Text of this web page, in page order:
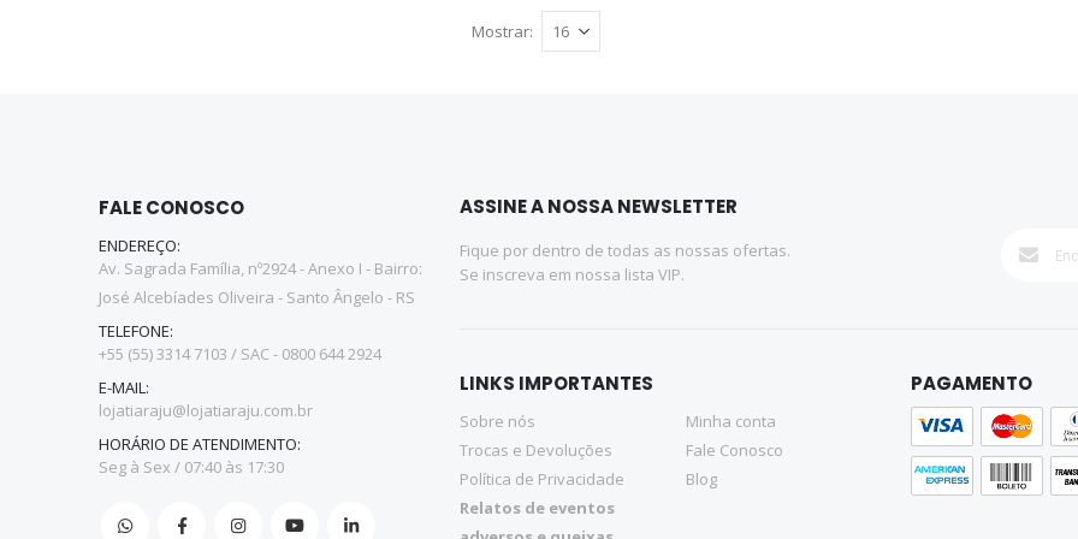
Mostrar
FALE CONOSCO
ENDEREÇO:
Av. Sagrada Família, nº2924 - Anexo I - Bairro:
José Alcebíades Oliveira - Santo Ângelo - RS
TELEFONE:
+55 (55) 3314 7103 / SAC - 0800 644 2924
E-MAIL:
lojatiaraju@lojatiaraju.com.br
HORÁRIO DE ATENDIMENTO:
Seg à Sex / 07:40 às 17:30
ASSINE A NOSSA NEWSLETTER
Fique por dentro de todas as nossas ofertas.
Se inscreva em nossa lista VIP.
LINKS IMPORTANTES
Sobre nós
Trocas e Devoluções
Política de Privacidade
Relatos de eventos
Minha conta
Fale Conosco
Blog
PAGAMENTO